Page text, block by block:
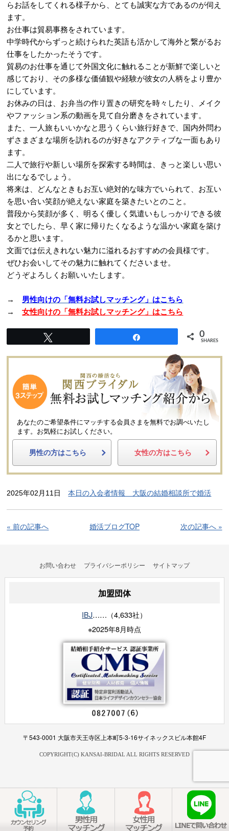
らお話をしてくれる様子から、とても誠実な方であるのが伺え
ます。
お仕事は貿易事務をされています。
中学時代からずっと続けられた英語も活かして海外と繋がるお
仕事をしたかったそうです。
貿易のお仕事を通じて外国文化に触れることが新鮮で楽しいと
感じており、その多様な価値観や経験が彼女の人柄をより豊か
にしています。
お休みの日は、お弁当の作り置きの研究を時々したり、メイク
やファッション系の動画を見て自分磨きをされています。
また、一人旅もいいかなと思うくらい旅行好きで、国内外問わ
ずさまざまな場所を訪れるのが好きなアクティブな一面もあり
ます。
二人で旅行や新しい場所を探索する時間は、きっと楽しい思い
出になるでしょう。
将来は、どんなときもお互い絶対的な味方でいられて、お互い
を思い合い笑顔が絶えない家庭を築きたいとのこと。
普段から笑顔が多く、明るく優しく気遣いもしっかりできる彼
女とでしたら、早く家に帰りたくなるような温かい家庭を築け
るかと思います。
文面では伝えきれない魅力に溢れるおすすめの会員様です。
ぜひお会いしてその魅力に触れてくださいませ。
どうぞよろしくお願いいたします。
→ 男性向けの「無料お試しマッチング」はこちら
→女性向けの「無料お試しマッチング」はこちら
0
SHARES
あなたのご希望条件にマッチする会員さまを無料でお調べいたし
ます。
お気軽にお試しください。
男性の方はこちら 女性の方はこちら
2025年02月11日本日の入会者情報 大阪の結婚相談所で婚活
« 前の記事へ 婚活ブログTOP 次の記事へ »
お問い合わせ プライバシーポリシー サイトマップ
加盟団体
IBJ……（4,633社）
※2025年8月時点
〒543-0001 大阪市天王寺区上本町5-3-16サイネックスビル本館4F
COPYRIGHT(C) KANSAI-BRIDAL ALL RIGHTS RESERVED